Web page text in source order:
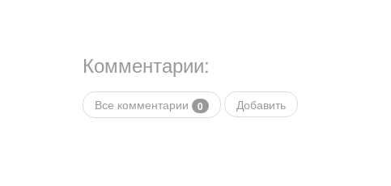
Комментарии:
Все комментарии 0 Добавить